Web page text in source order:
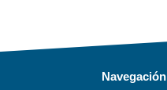
Navegación